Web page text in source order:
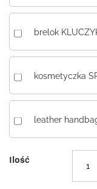
brelok
kosmetyczka
leather
Ilość